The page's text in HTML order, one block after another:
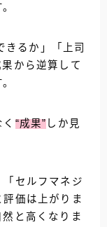
るか」「上司
から逆算して
“成果” しか見
セルフマネジ
価は上がりま
と高くなりま